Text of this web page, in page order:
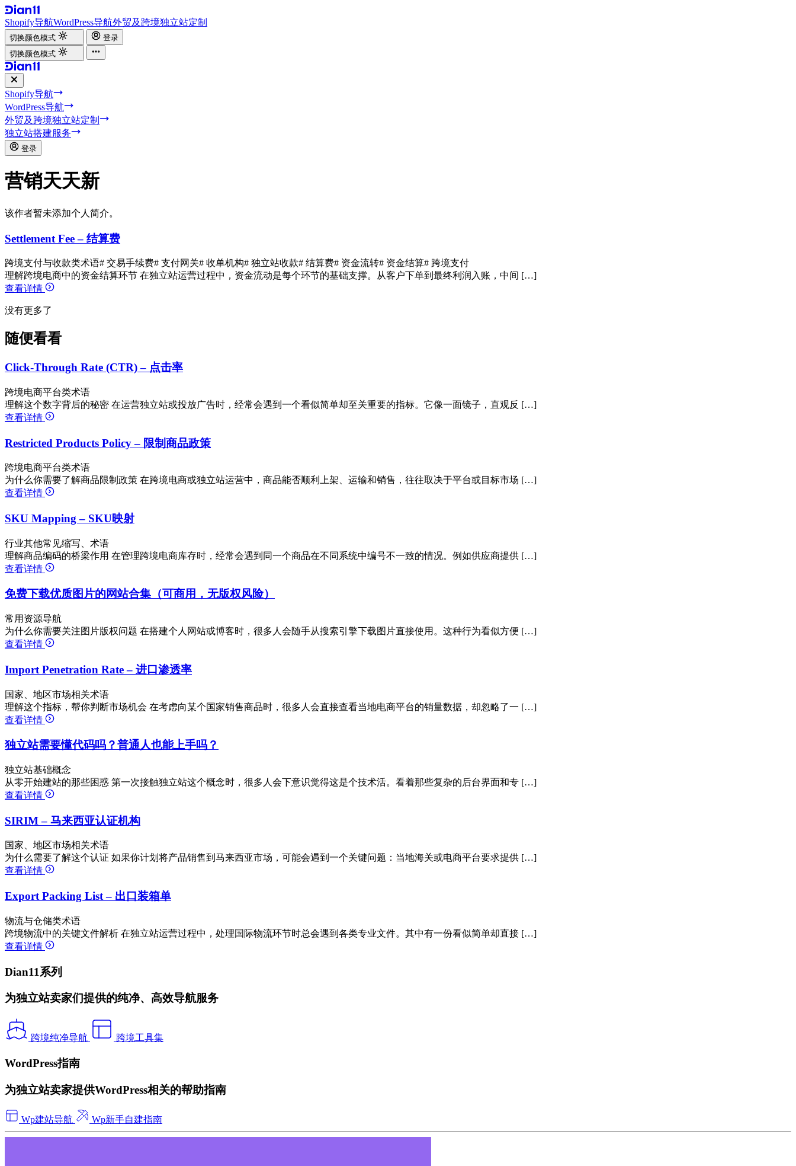
Shopify导航WordPress导航外贸及跨境独立站定制
切换颜色模式
登录
切换颜色模式
Shopify导航
WordPress导航
外贸及跨境独立站定制
独立站搭建服务
登录
营销天天新
该作者暂未添加个人简介。
Settlement Fee – 结算费
跨境支付与收款类术语# 交易手续费# 支付网关# 收单机构# 独立站收款# 结算费# 资金流转# 资金结算# 跨境支付
理解跨境电商中的资金结算环节 在独立站运营过程中，资金流动是每个环节的基础支撑。从客户下单到最终利润入账，中间 […]
查看详情
没有更多了
随便看看
Click-Through Rate (CTR) – 点击率
跨境电商平台类术语
理解这个数字背后的秘密 在运营独立站或投放广告时，经常会遇到一个看似简单却至关重要的指标。它像一面镜子，直观反 […]
查看详情
Restricted Products Policy – 限制商品政策
跨境电商平台类术语
为什么你需要了解商品限制政策 在跨境电商或独立站运营中，商品能否顺利上架、运输和销售，往往取决于平台或目标市场 […]
查看详情
SKU Mapping – SKU映射
行业其他常见缩写、术语
理解商品编码的桥梁作用 在管理跨境电商库存时，经常会遇到同一个商品在不同系统中编号不一致的情况。例如供应商提供 […]
查看详情
免费下载优质图片的网站合集（可商用，无版权风险）
常用资源导航
为什么你需要关注图片版权问题 在搭建个人网站或博客时，很多人会随手从搜索引擎下载图片直接使用。这种行为看似方便 […]
查看详情
Import Penetration Rate – 进口渗透率
国家、地区市场相关术语
理解这个指标，帮你判断市场机会 在考虑向某个国家销售商品时，很多人会直接查看当地电商平台的销量数据，却忽略了一 […]
查看详情
独立站需要懂代码吗？普通人也能上手吗？
独立站基础概念
从零开始建站的那些困惑 第一次接触独立站这个概念时，很多人会下意识觉得这是个技术活。看着那些复杂的后台界面和专 […]
查看详情
SIRIM – 马来西亚认证机构
国家、地区市场相关术语
为什么需要了解这个认证 如果你计划将产品销售到马来西亚市场，可能会遇到一个关键问题：当地海关或电商平台要求提供 […]
查看详情
Export Packing List – 出口装箱单
物流与仓储类术语
跨境物流中的关键文件解析 在独立站运营过程中，处理国际物流环节时总会遇到各类专业文件。其中有一份看似简单却直接 […]
查看详情
Dian11系列
为独立站卖家们提供的纯净、高效导航服务
跨境纯净导航 跨境工具集
WordPress指南
为独立站卖家提供WordPress相关的帮助指南
Wp建站导航 Wp新手自建指南